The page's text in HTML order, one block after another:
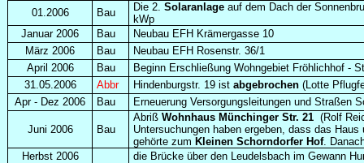
01.2006
Bau Die 2. Solaranlageauf dem Dach der
kWp
Januar 2006
Bau
Neubau EFH Krämergasse 10
März 2006
Bau
Neubau EFH Rosenstr. 36/1
April 2006
Bau
Beginn Erschließung Wohngebiet Fröhlichhof -
31.05.2006
Abbr Hindenburgstr. 19 ist abgebrochen (Lotte
Apr - Dez 2006
Bau Erneuerung Versorgungsleitungen und Straßen
Juni 2006 Bau
Abriß Wohnhaus Münchinger Str. 21(Rolf
Untersuchungen haben ergeben, dass das
gehörte zum Kleinen Schorndorfer Hof.
Herbst 2006
die Brücke über den Leudelsbach im Gewann